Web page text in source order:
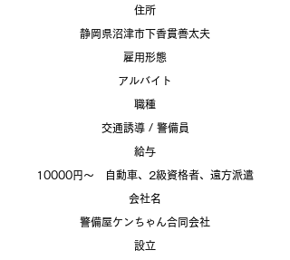
​住所
静岡県沼津市下香貫善太夫
​雇用形態
アルバイト
​職種
交通誘導 / 警備員
​給与
10000円～ 自動車、2級資格者、遠方派遣
​会社名
警備屋ケンちゃん合同会社
設立